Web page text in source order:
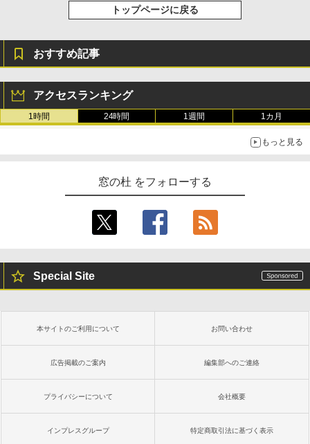
トップページに戻る
おすすめ記事
アクセスランキング
1時間 24時間 1週間 1カ月
もっと見る
窓の杜 をフォローする
Special Site
本サイトのご利用について お問い合わせ
広告掲載のご案内 編集部へのご連絡
プライバシーについて 会社概要
インプレスグループ 特定商取引法に基づく表示